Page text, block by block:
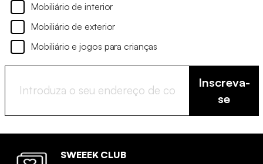
Mobiliário de interior
Mobiliário de exterior
Mobiliário e jogos para crianças
Inscreva-
se
SWEEEK CLUB